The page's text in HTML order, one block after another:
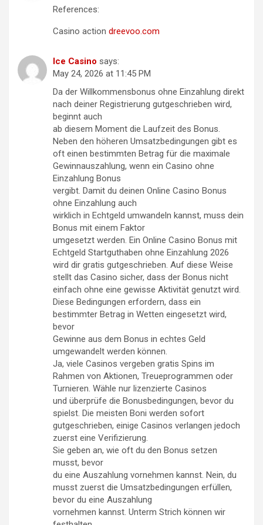
References:
Casino action dreevoo.com
Ice Casino says:
May 24, 2026 at 11:45 PM
Da der Willkommensbonus ohne Einzahlung direkt
nach deiner Registrierung gutgeschrieben wird,
beginnt auch
ab diesem Moment die Laufzeit des Bonus.
Neben den höheren Umsatzbedingungen gibt es
oft einen bestimmten Betrag für die maximale
Gewinnauszahlung, wenn ein Casino ohne
Einzahlung Bonus
vergibt. Damit du deinen Online Casino Bonus
ohne Einzahlung auch
wirklich in Echtgeld umwandeln kannst, muss dein
Bonus mit einem Faktor
umgesetzt werden. Ein Online Casino Bonus mit
Echtgeld Startguthaben ohne Einzahlung 2026
wird dir gratis gutgeschrieben. Auf diese Weise
stellt das Casino sicher, dass der Bonus nicht
einfach ohne eine gewisse Aktivität genutzt wird.
Diese Bedingungen erfordern, dass ein
bestimmter Betrag in Wetten eingesetzt wird,
bevor
Gewinne aus dem Bonus in echtes Geld
umgewandelt werden können.
Ja, viele Casinos vergeben gratis Spins im
Rahmen von Aktionen, Treueprogrammen oder
Turnieren. Wähle nur lizenzierte Casinos
und überprüfe die Bonusbedingungen, bevor du
spielst. Die meisten Boni werden sofort
gutgeschrieben, einige Casinos verlangen jedoch
zuerst eine Verifizierung.
Sie geben an, wie oft du den Bonus setzen
musst, bevor
du eine Auszahlung vornehmen kannst. Nein, du
musst zuerst die Umsatzbedingungen erfüllen,
bevor du eine Auszahlung
vornehmen kannst. Unterm Strich können wir